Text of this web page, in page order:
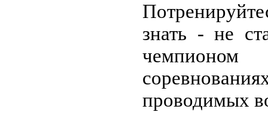
знать - не
проводимых